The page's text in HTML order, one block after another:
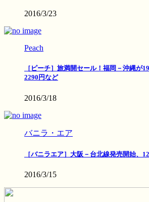
2016/3/23
Peach
［ピーチ］旅満開セール！福岡－沖縄が
2290円など
2016/3/18
バニラ・エア
［バニラエア］大阪－台北線発売開始、
2016/3/15